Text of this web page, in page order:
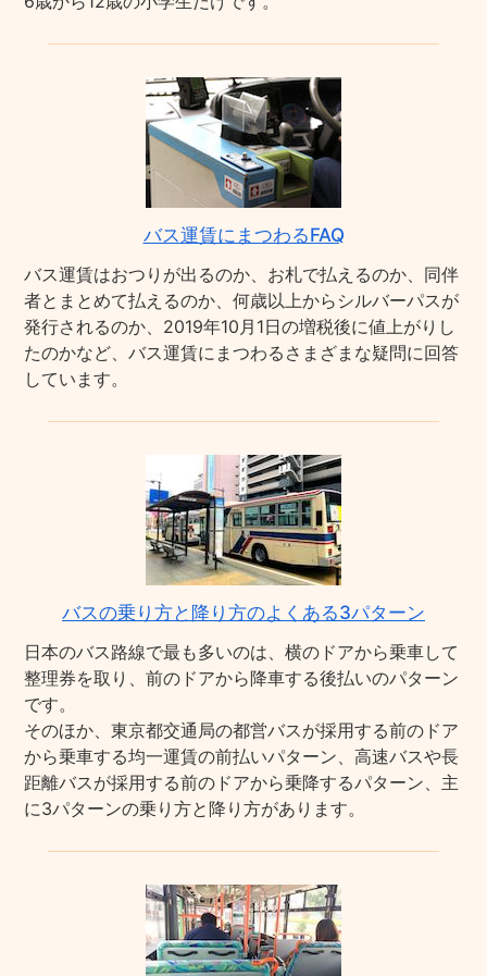
バス運賃にまつわるFAQ
バス運賃はおつりが出るのか、お札で払えるのか、同伴
者とまとめて払えるのか、何歳以上からシルバーパスが
発行されるのか、2019年10月1日の増税後に値上がりし
たのかなど、バス運賃にまつわるさまざまな疑問に回答
しています。
バスの乗り方と降り方のよくある3パターン
日本のバス路線で最も多いのは、横のドアから乗車して
整理券を取り、前のドアから降車する後払いのパターン
です。
そのほか、東京都交通局の都営バスが採用する前のドア
から乗車する均一運賃の前払いパターン、高速バスや長
距離バスが採用する前のドアから乗降するパターン、主
に3パターンの乗り方と降り方があります。